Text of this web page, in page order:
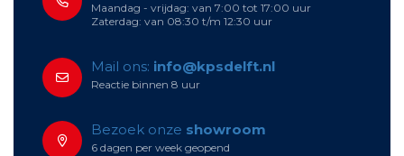
Maandag - vrijdag: van 7:00 tot 17:00 uur
Zaterdag: van 08:30 t/m 12:30 uur
Mail ons: info@kpsdelft.nl
Reactie binnen 8 uur
Bezoek onze showroom
6 dagen per week geopend